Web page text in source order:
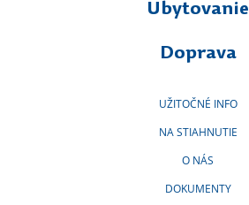
Ubytovanie
Doprava
UŽITOČNÉ INFO
NA STIAHNUTIE
O NÁS
DOKUMENTY